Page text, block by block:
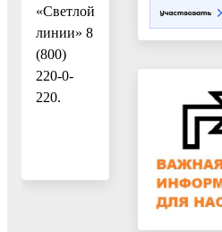
«Светлой
линии» 8
(800)
220-0-
220.